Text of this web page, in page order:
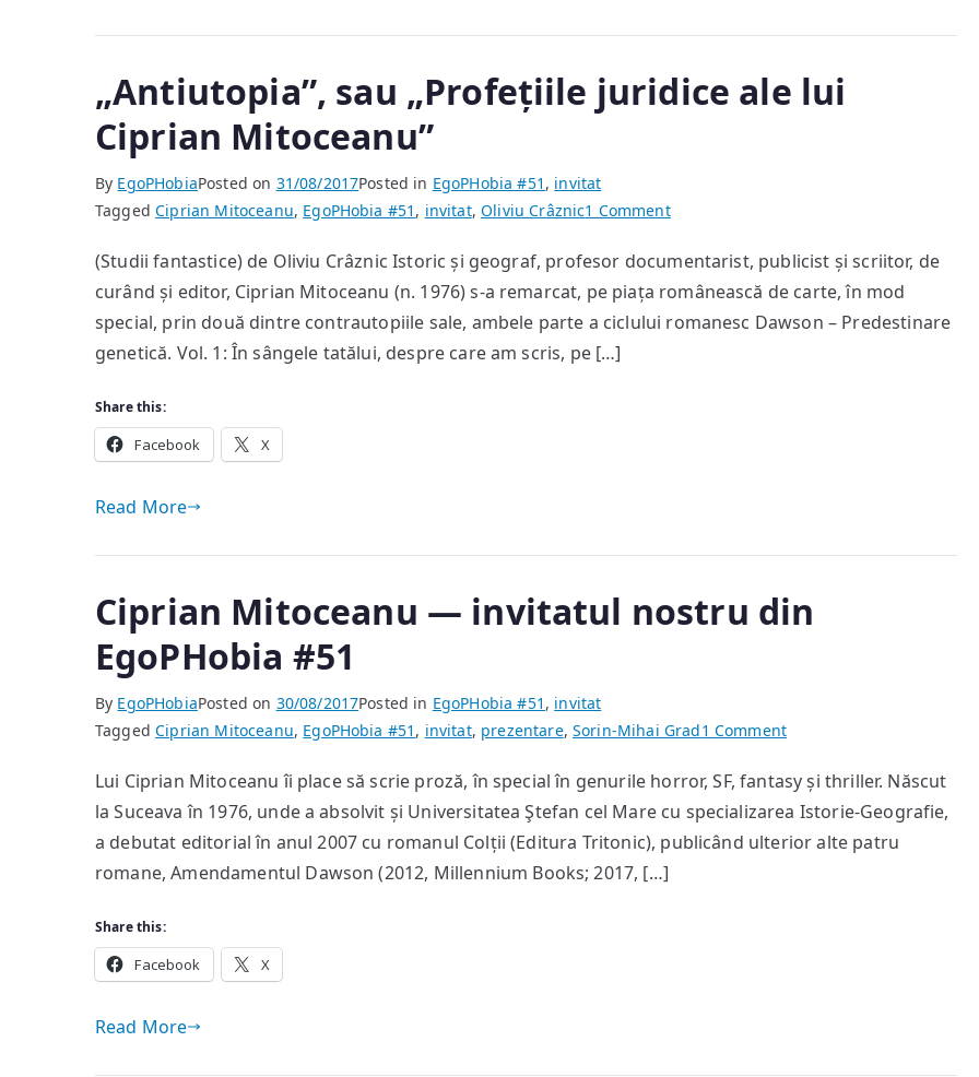
„Antiutopia”, sau „Profețiile juridice ale lui
Ciprian Mitoceanu”
By EgoPHobiaPosted on 31/08/2017Posted in EgoPHobia #51 , invitat
TaggedCiprian Mitoceanu, EgoPHobia #51 , invitat,Oliviu Crâznic1 Commenton
sau
„Profețiile
juridice
(Studii fantastice) de Oliviu Crâznic Istoric și geograf, profesor documentarist, publicist și scriitor, de
curând și editor, Ciprian Mitoceanu (n. 1976) s-a remarcat, pe piața românească de carte, în mod
special, prin două dintre contrautopiile sale, ambele parte a ciclului romanesc Dawson – Predestinare
genetică. Vol. 1: În sângele tatălui, despre care am scris, pe […]
Share this:
Facebook X
Read More
Ciprian Mitoceanu — invitatul nostru din
EgoPHobia #51
By EgoPHobiaPosted on 30/08/2017Posted in EgoPHobia #51 , invitat
TaggedCiprian Mitoceanu, EgoPHobia #51 , invitat, prezentare, Sorin-Mihai Grad1 Commenton
Mitoceanu
—
invitatul
Lui Ciprian Mitoceanu îi place să scrie proză, în special în genurile horror, SF, fantasy și thriller. Născut
la Suceava în 1976, unde a absolvit și Universitatea Ştefan cel Mare cu specializarea Istorie-Geografie,
a debutat editorial în anul 2007 cu romanul Colții (Editura Tritonic), publicând ulterior alte patru
romane, Amendamentul Dawson (2012, Millennium Books; 2017, […]
Share this:
Facebook X
Read More